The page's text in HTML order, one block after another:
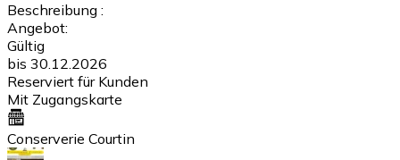
Beschreibung :
Angebot:
Gültig
bis 30.12.2026
Reserviert für Kunden
Mit Zugangskarte
Conserverie Courtin